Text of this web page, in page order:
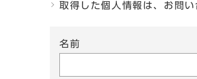
取得した個人情報は、お問
名前